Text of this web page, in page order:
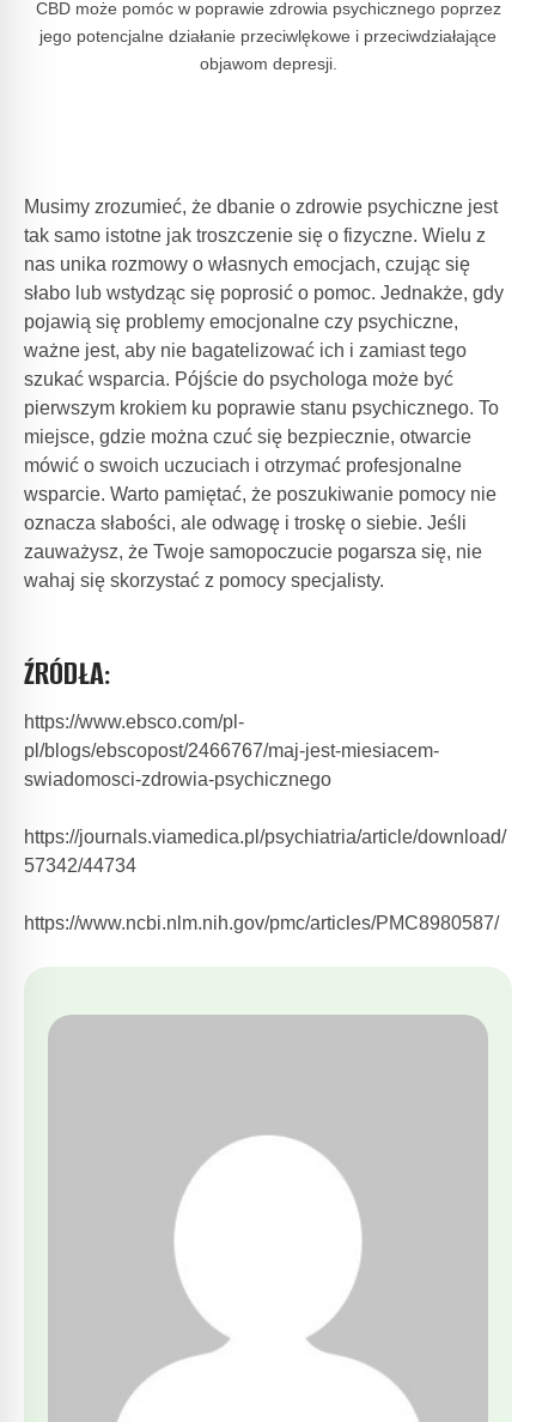
CBD może pomóc w poprawie zdrowia psychicznego poprzez
jego potencjalne działanie przeciwlękowe i przeciwdziałające
objawom depresji.
Musimy zrozumieć, że dbanie o zdrowie psychiczne jest
tak samo istotne jak troszczenie się o fizyczne. Wielu z
nas unika rozmowy o własnych emocjach, czując się
słabo lub wstydząc się poprosić o pomoc. Jednakże, gdy
pojawią się problemy emocjonalne czy psychiczne,
ważne jest, aby nie bagatelizować ich i zamiast tego
szukać wsparcia. Pójście do psychologa może być
pierwszym krokiem ku poprawie stanu psychicznego. To
miejsce, gdzie można czuć się bezpiecznie, otwarcie
mówić o swoich uczuciach i otrzymać profesjonalne
wsparcie. Warto pamiętać, że poszukiwanie pomocy nie
oznacza słabości, ale odwagę i troskę o siebie. Jeśli
zauważysz, że Twoje samopoczucie pogarsza się, nie
wahaj się skorzystać z pomocy specjalisty.
ŹRÓDŁA:
https://www.ebsco.com/pl-
pl/blogs/ebscopost/2466767/maj-jest-miesiacem-
swiadomosci-zdrowia-psychicznego
https://journals.viamedica.pl/psychiatria/article/download/
57342/44734
https://www.ncbi.nlm.nih.gov/pmc/articles/PMC8980587/